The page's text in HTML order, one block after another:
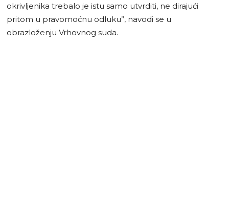
okrivljenika trebalo je istu samo utvrditi, ne dirajući
pritom u pravomoćnu odluku”, navodi se u
obrazloženju Vrhovnog suda.